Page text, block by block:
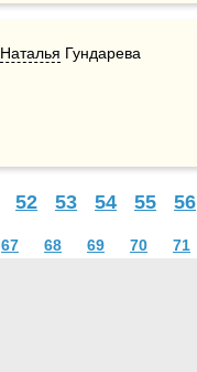
Наталья Гундарева
52 53 54 55 56
67 68 69 70 71